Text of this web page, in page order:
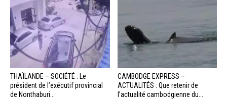
THAÏLANDE – SOCIÉTÉ : Le
président de l’exécutif provincial
de Nonthaburi...
CAMBODGE EXPRESS –
ACTUALITÉS : Que retenir de
l’actualité cambodgienne du...